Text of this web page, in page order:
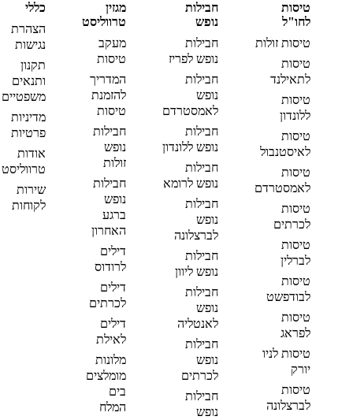
טיסות
לחו"ל
טיסות זולות
טיסות
לתאילנד
טיסות
ללונדון
טיסות
לאיסטנבול
טיסות
לאמסטרדם
טיסות
לכרתים
טיסות
לברלין
טיסות
לבודפשט
טיסות
לפראג
טיסות לניו
יורק
טיסות
לברצלונה
חבילות
נופש
חבילות
נופש לפריז
חבילות
נופש
לאמסטרדם
חבילות
נופש ללונדון
חבילות
נופש לרומא
חבילות
נופש
לברצלונה
חבילות
נופש ליוון
חבילות
נופש
לאנטליה
חבילות
נופש
לכרתים
חבילות
נופש
מגזין
טרווליסט
מעקב
טיסות
המדריך
להזמנת
טיסות
חבילות
נופש
זולות
חבילות
נופש
ברגע
האחרון
דילים
לרודוס
דילים
לכרתים
דילים
לאילת
מלונות
מומלצים
בים
המלח
כללי
הצהרת
נגישות
תקנון
ותנאים
משפטיים
מדיניות
פרטיות
אודות
טרווליסט
שירות
לקוחות